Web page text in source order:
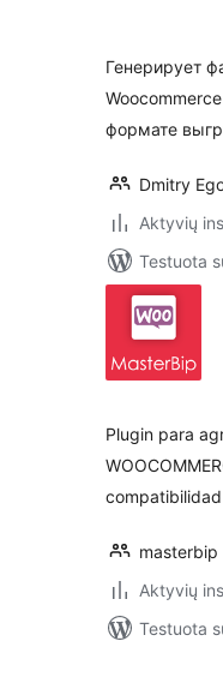
Генерирует
формате
Dmitry
Aktyvių
Testuota
Plugin para
masterbip
Aktyvių
Testuota